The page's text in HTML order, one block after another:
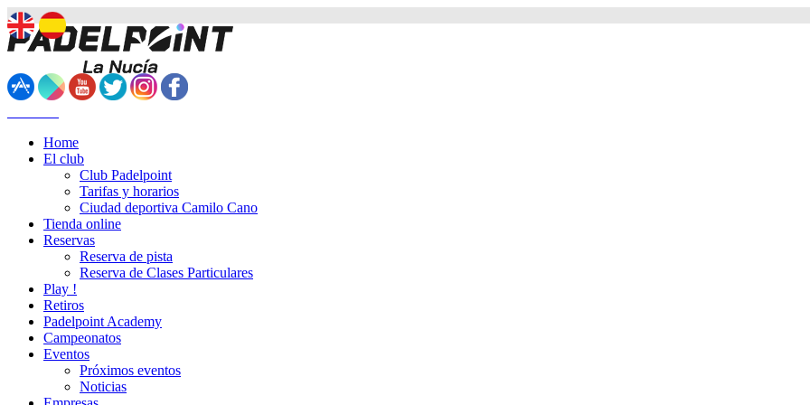
Home
El club
Club Padelpoint
Tarifas y horarios
Ciudad deportiva Camilo Cano
Tienda online
Reservas
Reserva de pista
Reserva de Clases Particulares
Play !
Retiros
Padelpoint Academy
Campeonatos
Eventos
Próximos eventos
Noticias